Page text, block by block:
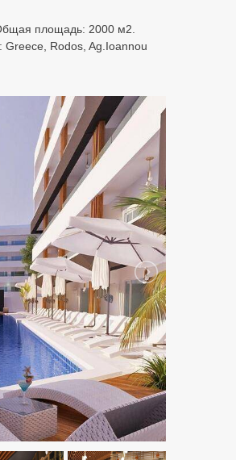
площадь: 2000 м2.
Rodos, Ag.Ioannou